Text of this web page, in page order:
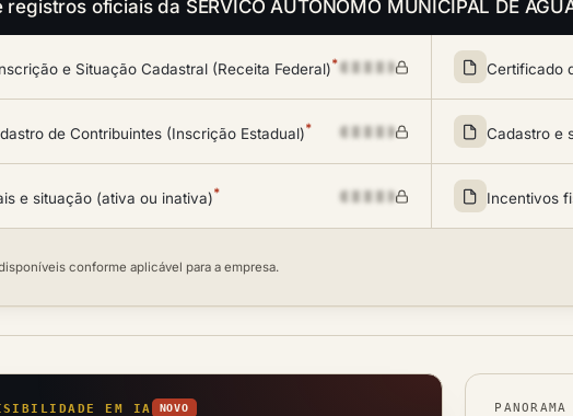
oficiais da SERVICO AUTONOMO MUNICIPAL DE
e Situação Cadastral (Receita Federal)* Certificado
de Contribuintes (Inscrição Estadual)* Cadastro e
e situação (ativa ou inativa)* Incentivos
conforme aplicável para a empresa.
EM IA NOVO